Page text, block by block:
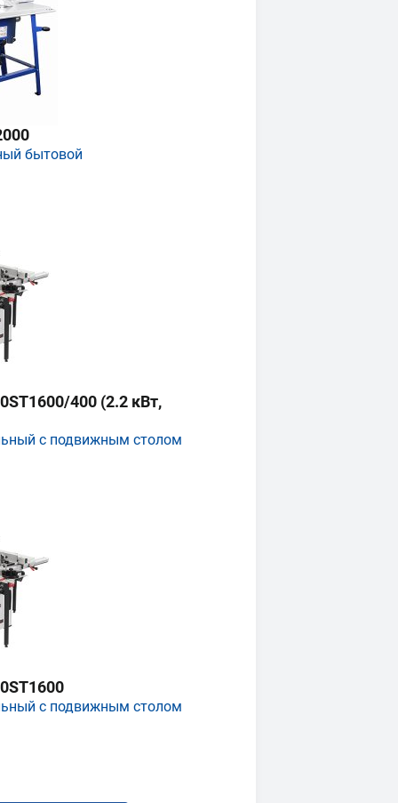
бытовой
400 (2.2 кВт,
с подвижным столом
с подвижным столом